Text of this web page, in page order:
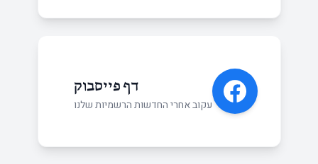
דף פייסבוק
עקוב אחרי החדשות הרשמיות שלנו